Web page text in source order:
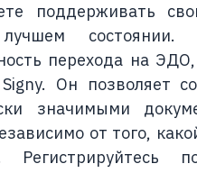
поддерживать
лучшем
перехода на
Он позволяет
значимыми
от того,